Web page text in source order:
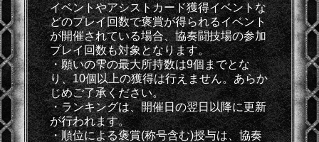
イベントやアシストカード獲得イベントな
どのプレイ回数で褒賞が得られるイベント
が開催されている場合、協奏闘技場の参加
プレイ回数も対象となります。
・願いの雫の最大所持数は9個までとな
り、10個以上の獲得は行えません。あらか
じめご了承ください。
・ランキングは、開催日の翌日以降に更新
が行われます。
・順位による褒賞(称号含む)授与は、協奏